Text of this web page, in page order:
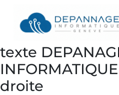
Logo bleu et
et circuits
texte
droite